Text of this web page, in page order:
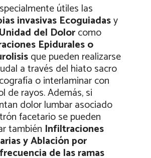
útiles las
invasivas Ecoguiadasy
Unidad del Dolorcomo
Epidurales o
que pueden realizarse
a través del hiato sacro
o interlaminar con
de rayos. Además, si
dolor lumbar asociado
facetario se pueden
también Infiltraciones
y Ablación por
de las ramas